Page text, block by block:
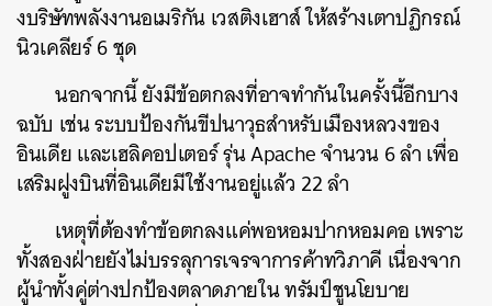
งบริษัทพลังงานอเมริกัน เวสติงเฮาส์ ให้สร้างเตาปฏิกรณ์
นิวเคลียร์ 6 ชุด
นอกจากนี้ ยังมีข้อตกลงที่อาจทำกันในครั้งนี้อีกบาง
ฉบับ เช่น ระบบป้องกันขีปนาวุธสำหรับเมืองหลวงของ
อินเดีย และเฮลิคอปเตอร์ รุ่น Apache จำนวน 6 ลำ เพื่อ
เสริมฝูงบินที่อินเดียมีใช้งานอยู่แล้ว 22 ลำ
เหตุที่ต้องทำข้อตกลงแค่พอหอมปากหอมคอ เพราะ
ทั้งสองฝ่ายยังไม่บรรลุการเจรจาการค้าทวิภาคี เนื่องจาก
ผู้นำทั้งคู่ต่างปกป้องตลาดภายใน ทรัมป์ชูนโยบาย